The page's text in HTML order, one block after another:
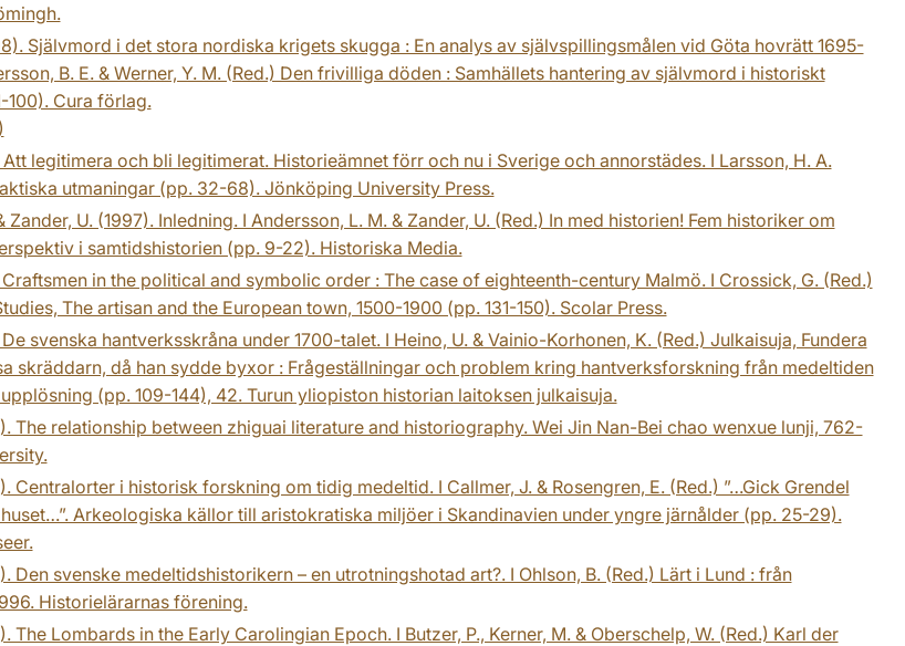
Självmord i det stora nordiska krigets skugga : En analys av självspillingsmålen vid Göta hovrätt 1695-
B. E. & Werner, Y. M. (Red.) Den frivilliga döden : Samhällets hantering av självmord i historiskt
100). Cura förlag.
Att legitimera och bli legitimerat. Historieämnet förr och nu i Sverige och annorstädes. I Larsson, H. A.
utmaningar (pp. 32-68). Jönköping University Press.
Zander, U. (1997). Inledning. I Andersson, L. M. & Zander, U. (Red.) In med historien! Fem historiker om
i samtidshistorien (pp. 9-22). Historiska Media.
Craftsmen in the political and symbolic order : The case of eighteenth-century Malmö. I Crossick, G. (Red.)
The artisan and the European town, 1500-1900 (pp. 131-150). Scolar Press.
svenska hantverksskråna under 1700-talet. I Heino, U. & Vainio-Korhonen, K. (Red.) Julkaisuja, Fundera
skräddarn, då han sydde byxor : Frågeställningar och problem kring hantverksforskning från medeltiden
(pp. 109-144), 42. Turun yliopiston historian laitoksen julkaisuja.
The relationship between zhiguai literature and historiography. Wei Jin Nan-Bei chao wenxue lunji, 762-
Centralorter i historisk forskning om tidig medeltid. I Callmer, J. & Rosengren, E. (Red.) ”…Gick Grendel
Arkeologiska källor till aristokratiska miljöer i Skandinavien under yngre järnålder (pp. 25-29).
Den svenske medeltidshistorikern – en utrotningshotad art?. I Ohlson, B. (Red.) Lärt i Lund : från
Historielärarnas förening.
The Lombards in the Early Carolingian Epoch. I Butzer, P., Kerner, M. & Oberschelp, W. (Red.) Karl der